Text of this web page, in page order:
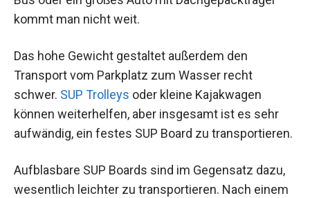
kommt man nicht weit.
Das hohe Gewicht gestaltet außerdem den
Transport vom Parkplatz zum Wasser recht
schwer. SUP Trolleys oder kleine Kajakwagen
können weiterhelfen, aber insgesamt ist es sehr
aufwändig, ein festes SUP Board zu transportieren.
Aufblasbare SUP Boards sind im Gegensatz dazu,
wesentlich leichter zu transportieren. Nach einem